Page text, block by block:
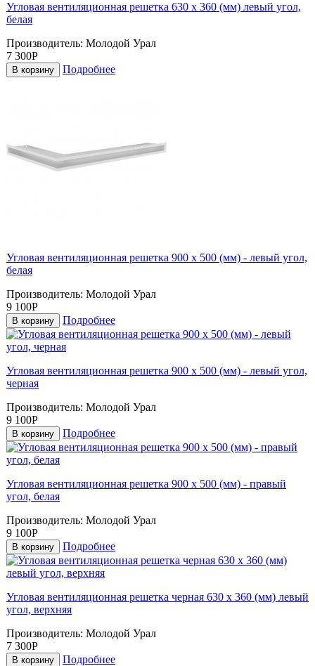
Угловая вентиляционная решетка 630 х 360 (мм) левый угол,
белая
Производитель: Молодой Урал
7 300Р
В корзину Подробнее
Угловая вентиляционная решетка 900 х 500 (мм) - левый угол,
белая
Производитель: Молодой Урал
9 100Р
В корзину Подробнее
Угловая вентиляционная решетка 900 х 500 (мм) - левый угол,
черная
Производитель: Молодой Урал
9 100Р
В корзину Подробнее
Угловая вентиляционная решетка 900 х 500 (мм) - правый
угол, белая
Производитель: Молодой Урал
9 100Р
В корзину Подробнее
Угловая вентиляционная решетка черная 630 х 360 (мм) левый
угол, верхняя
Производитель: Молодой Урал
7 300Р
В корзину Подробнее